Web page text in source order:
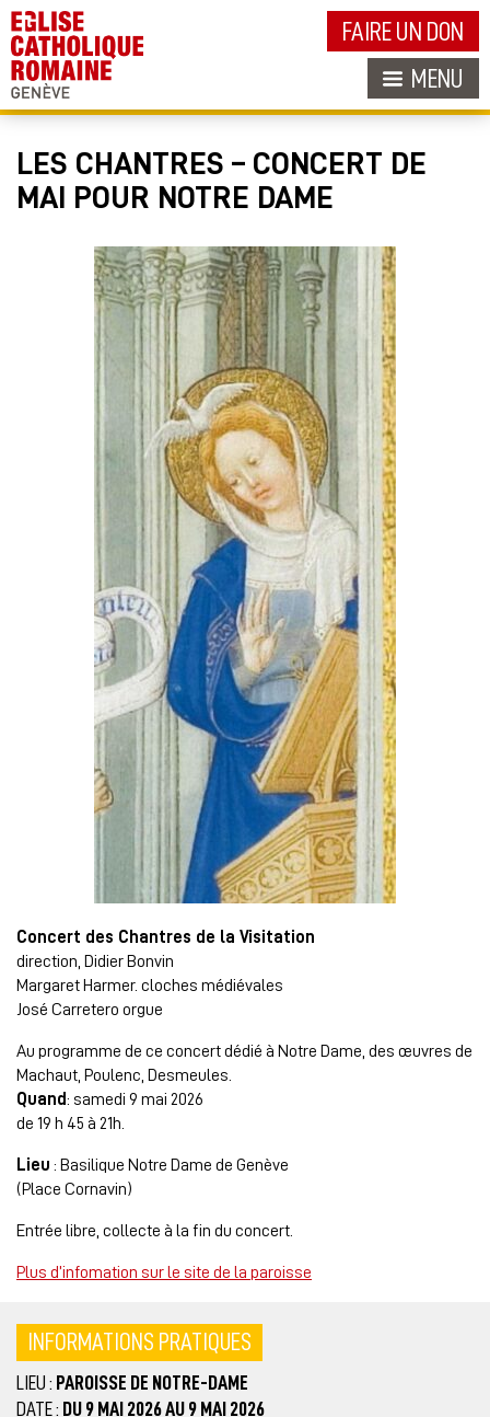
FAIRE UN DON
MENU
LES CHANTRES – CONCERT DE
MAI POUR NOTRE DAME
Concert des Chantres de la Visitation
direction, Didier Bonvin
Margaret Harmer. cloches médiévales
José Carretero orgue
Au programme de ce concert dédié à Notre Dame, des œuvres de
Machaut, Poulenc, Desmeules.
Quand: samedi 9 mai 2026
de 19 h 45 à 21h.
Lieu : Basilique Notre Dame de Genève
(Place Cornavin)
Entrée libre, collecte à la fin du concert.
Plus d’infomation sur le site de la paroisse
INFORMATIONS PRATIQUES
LIEU : PAROISSE DE NOTRE-DAME
DATE : DU 9 MAI 2026 AU 9 MAI 2026